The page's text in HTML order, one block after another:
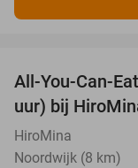
All-You-Can-
uur) bij
HiroMina
Noordwijk (8 km)